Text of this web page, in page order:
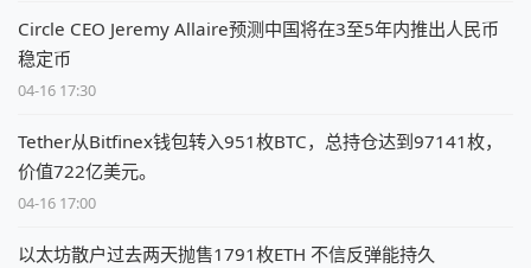
Circle CEO Jeremy Allaire预测中国将在3至5年内推出人民币
稳定币
04-16 17:30
Tether从Bitfinex钱包转入951枚BTC，总持仓达到97141枚，
价值722亿美元。
04-16 17:00
以太坊散户过去两天抛售1791枚ETH 不信反弹能持久